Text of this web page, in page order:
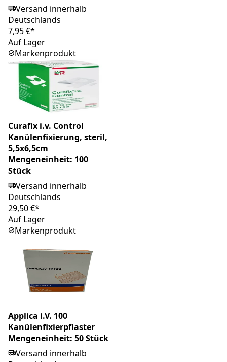
Versand innerhalb
Deutschlands
7,95 €*
Auf Lager
Markenprodukt
Curafix i.v. Control
Kanülenfixierung, steril,
5,5x6,5cm
Mengeneinheit: 100
Stück
Versand innerhalb
Deutschlands
29,50 €*
Auf Lager
Markenprodukt
Applica i.V. 100
Kanülenfixierpflaster
Mengeneinheit: 50 Stück
Versand innerhalb